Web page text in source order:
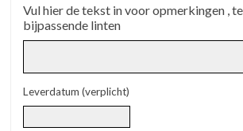
Vul hier de tekst in voor opmerkingen ,
bijpassende linten
Leverdatum (verplicht)